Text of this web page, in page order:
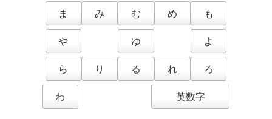
ま
み む め
も
や
ゆ
よ
ら
り る れ
ろ
わ
英数字